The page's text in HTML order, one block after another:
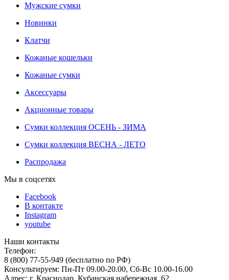
Мужские сумки
Новинки
Клатчи
Кожаные кошельки
Кожаные сумки
Аксессуары
Акционные товары
Сумки коллекция ОСЕНЬ - ЗИМА
Сумки коллекция ВЕСНА - ЛЕТО
Распродажа
Мы в соцсетях
Facebook
В контакте
Instagram
youtube
Наши контакты
Телефон:
8 (800) 77-55-949 (бесплатно по РФ)
Консультируем: Пн-Пт 09.00-20.00, Сб-Вс 10.00-16.00
Адрес: г. Краснодар, Кубанская набережная, 62